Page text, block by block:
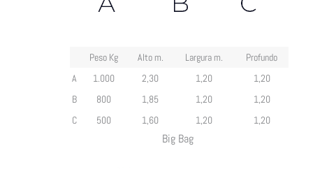
Peso Kg Alto m. Largura m.
Profundo
A
1.000 2,30 1,20
1,20
B
800 1,85 1,20
1,20
C
500 1,60 1,20 1,20
Big Bag